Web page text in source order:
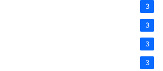
3
3
3
3